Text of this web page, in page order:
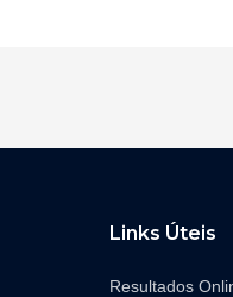
Links Úteis
Resultados